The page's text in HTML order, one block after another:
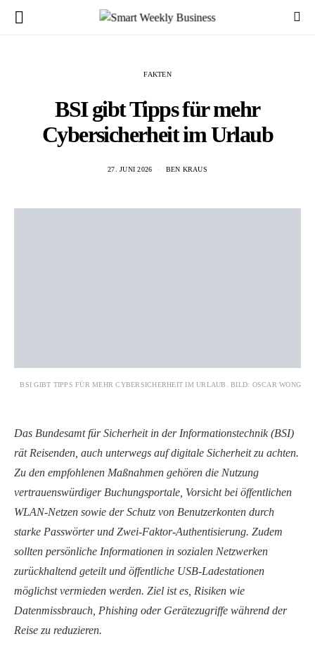
FAKTEN
BSI gibt Tipps für mehr
Cybersicherheit im Urlaub
27. JUNI 2026 BEN KRAUS
BSI GIBT TIPPS FÜR MEHR CYBERSICHERHEIT IM URLAUB. BILD: OSCAR WONG
Das Bundesamt für Sicherheit in der Informationstechnik (BSI)
rät Reisenden, auch unterwegs auf digitale Sicherheit zu achten.
Zu den empfohlenen Maßnahmen gehören die Nutzung
vertrauenswürdiger Buchungsportale, Vorsicht bei öffentlichen
WLAN-Netzen sowie der Schutz von Benutzerkonten durch
starke Passwörter und Zwei-Faktor-Authentisierung. Zudem
sollten persönliche Informationen in sozialen Netzwerken
zurückhaltend geteilt und öffentliche USB-Ladestationen
möglichst vermieden werden. Ziel ist es, Risiken wie
Datenmissbrauch, Phishing oder Gerätezugriffe während der
Reise zu reduzieren.